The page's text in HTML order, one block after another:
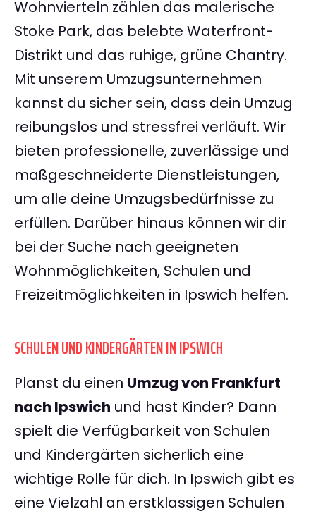
Wohnvierteln zählen das malerische
Stoke Park, das belebte Waterfront-
Distrikt und das ruhige, grüne Chantry.
Mit unserem Umzugsunternehmen
kannst du sicher sein, dass dein Umzug
reibungslos und stressfrei verläuft. Wir
bieten professionelle, zuverlässige und
maßgeschneiderte Dienstleistungen,
um alle deine Umzugsbedürfnisse zu
erfüllen. Darüber hinaus können wir dir
bei der Suche nach geeigneten
Wohnmöglichkeiten, Schulen und
Freizeitmöglichkeiten in Ipswich helfen.
SCHULEN UND KINDERGÄRTEN IN IPSWICH
Planst du einen Umzug von Frankfurt
nach Ipswich und hast Kinder? Dann
spielt die Verfügbarkeit von Schulen
und Kindergärten sicherlich eine
wichtige Rolle für dich. In Ipswich gibt es
eine Vielzahl an erstklassigen Schulen